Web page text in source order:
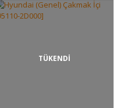
TÜKENDİ